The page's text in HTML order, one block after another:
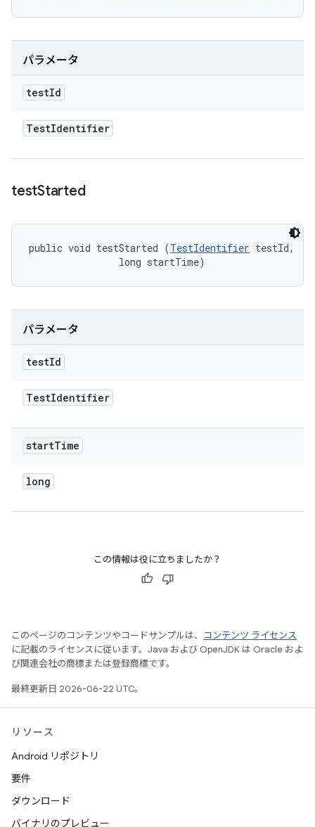
パラメータ
testId
TestIdentifier
testStarted
public void testStarted (TestIdentifier testId,
                long startTime)
パラメータ
testId
TestIdentifier
startTime
long
この情報は役に立ちましたか？
このページのコンテンツやコードサンプルは、
コンテンツ ライセンス
に記載のライセンスに従います。Java および OpenJDK は Oracle およ
び関連会社の商標または登録商標です。
最終更新日 2026-06-22 UTC。
リソース
Android リポジトリ
要件
ダウンロード
バイナリのプレビュー